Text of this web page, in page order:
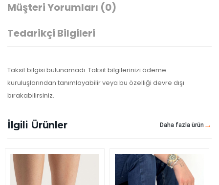
Müşteri Yorumları (0)
Tedarikçi Bilgileri
Taksit bilgisi bulunamadı. Taksit bilgilerinizi ödeme
kuruluşlarından tanımlayabilir veya bu özelliği devre dışı
bırakabilirsiniz.
İlgili Ürünler Daha fazla ürün